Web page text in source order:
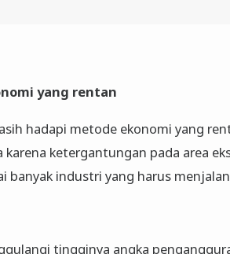
yang rentan
hadapi metode ekonomi yang
karena ketergantungan pada area
banyak industri yang harus
tingginya angka